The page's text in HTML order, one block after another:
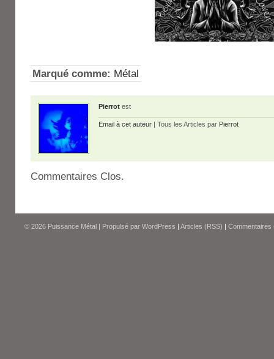
Marqué comme: Métal
Pierrot est
Email à cet auteur | Tous les Articles par Pierrot
Commentaires Clos.
© 2026 Puissance Métal | Propulsé par WordPress | Articles (RSS) | Commentaires